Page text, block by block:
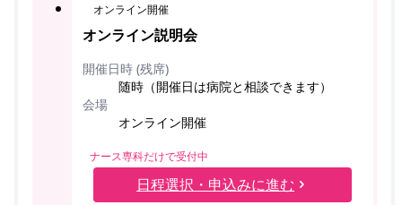
オンライン開催
オンライン説明会
開催日時 (残席)
随時（開催日は病院と相談できます）
会場
オンライン開催
ナース専科だけで受付中
日程選択・申込みに進む